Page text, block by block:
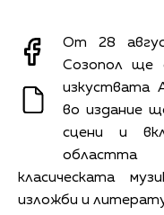
От 28
Созопол ще
изкуствата
во издание
сцени и
класическата
изложби и